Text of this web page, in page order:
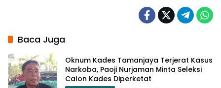
Baca Juga
Oknum Kades Tamanjaya Terjerat Kasus
Narkoba, Paoji Nurjaman Minta Seleksi
Calon Kades Diperketat